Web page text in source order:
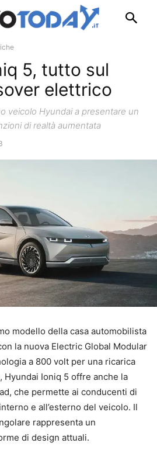
5, tutto sul
elettrico
veicolo Hyundai a presentare un
di realtà aumentata
modello della casa automobilista
la nuova Electric Global Modular
a 800 volt per una ricarica
Ioniq 5 offre anche la
che permette ai conducenti di
e all’esterno del veicolo. Il
rappresenta un
di design attuali.